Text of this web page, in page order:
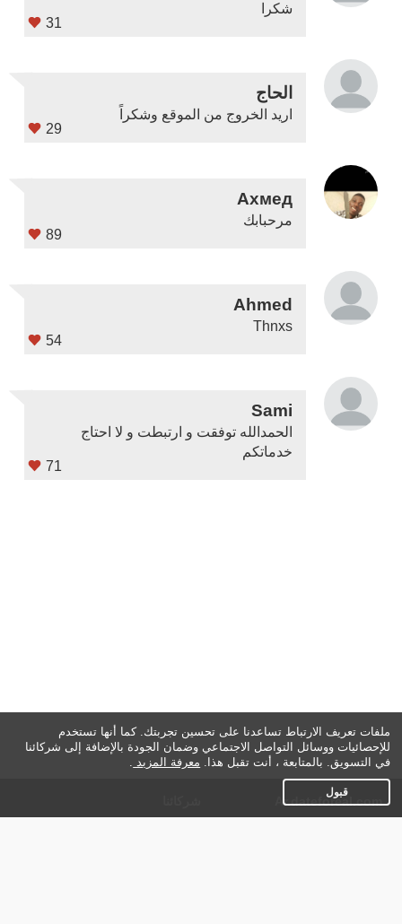
31
شكرا
29
الحاج
اريد الخروج من الموقع وشكراً
89
Ахмед
مرحبابك
54
Ahmed
Thnxs
71
Sami
الحمدالله توفقت و ارتبطت و لا احتاج
خدماتكم
Ar.dateforeal.com
ملفات تعريف الارتباط تساعدنا على تحسين تجربتك. كما أنها تستخدم
للإحصائيات ووسائل التواصل الاجتماعي وضمان الجودة بالإضافة إلى شركائنا
في التسويق. بالمتابعة ، أنت تقبل هذا. معرفة المزيد .
قبول